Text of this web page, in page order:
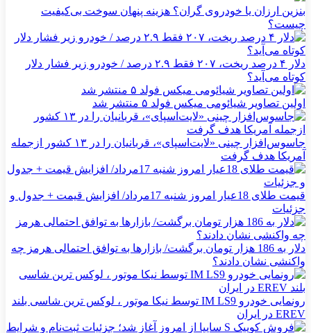
بنزین ارزان یا خودروی گران؟ هزینه پنهان سوخت بی‌کیفیت
چیست؟
دلار ۴ درصد ریخت، ۲۰۷ فقط ۲.۹ درصد / خودرو زیر فشار دلار
کوتاه می‌آید؟
اولین تصاویر شیائومی میکس فولد ۵ منتشر شد
جاسوس‌افزار چینی «لایت‌اسپای»، قربانیان را در ۱۳ کشور ازجمله
آمریکا هدف گرفت
قیمت طلای 18عیار امروز شنبه 17مرداد/ افزایش قیمت + جدول و
جزئیات
دلار به 186 هزار تومان برگشت/ بازارها به توافق احتمالی هرمز چه
واکنشی نشان دادند؟
رونمایی خودرو IM LS9 توسط نیکا موتور ، لوکس ترین شاسی بلند
EREV در ایران